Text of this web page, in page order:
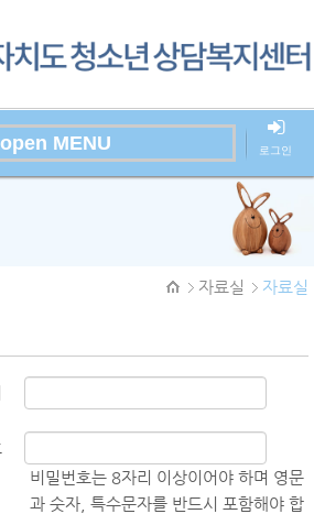
open MENU 로그인
자료실
자료실
비밀번호는 8자리 이상이어야 하며 영문
과 숫자, 특수문자를 반드시 포함해야 합